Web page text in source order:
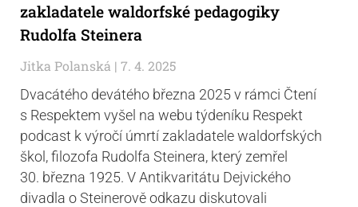
zakladatele waldorfské pedagogiky
Rudolfa Steinera
Jitka Polanská
7. 4. 2025
Dvacátého devátého března 2025 v rámci Čtení
s Respektem vyšel na webu týdeníku Respekt
podcast k výročí úmrtí zakladatele waldorfských
škol, filozofa Rudolfa Steinera, který zemřel
30. března 1925. V Antikvaritátu Dejvického
divadla o Steinerově odkazu diskutovali